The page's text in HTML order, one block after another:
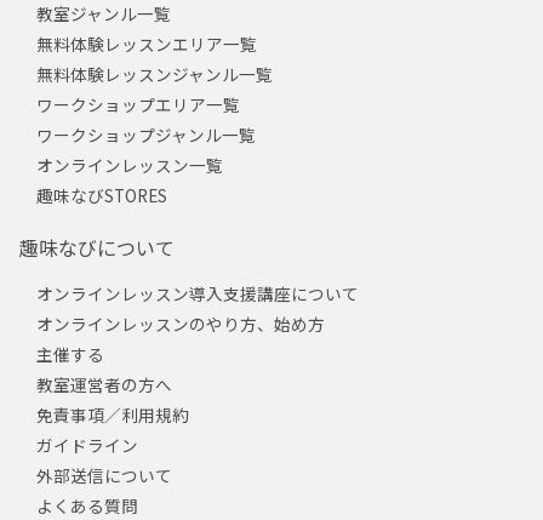
教室ジャンル一覧
無料体験レッスンエリア一覧
無料体験レッスンジャンル一覧
ワークショップエリア一覧
ワークショップジャンル一覧
オンラインレッスン一覧
趣味なびSTORES
趣味なびについて
オンラインレッスン導入支援講座について
オンラインレッスンのやり方、始め方
主催する
教室運営者の方へ
免責事項／利用規約
ガイドライン
外部送信について
よくある質問